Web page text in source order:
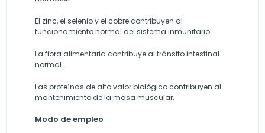
El zinc, el selenio y el cobre contribuyen al
funcionamiento normal del sistema inmunitario.
La fibra alimentaria contribuye al tránsito intestinal
normal.
Las proteínas de alto valor biológico contribuyen al
mantenimiento de la masa muscular.
Modo de empleo